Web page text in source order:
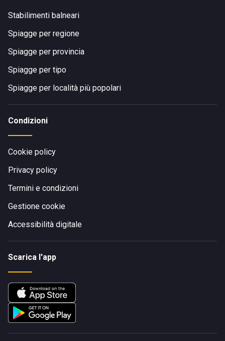
Stabilimenti balneari
Spiagge per regione
Spiagge per provincia
Spiagge per tipo
Spiagge per località più popolari
Condizioni
Cookie policy
Privacy policy
Termini e condizioni
Gestione cookie
Accessibilità digitale
Scarica l'app